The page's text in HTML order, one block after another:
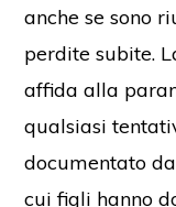
anche se sono
perdite subite.
affida alla
qualsiasi
documentato
cui figli hanno